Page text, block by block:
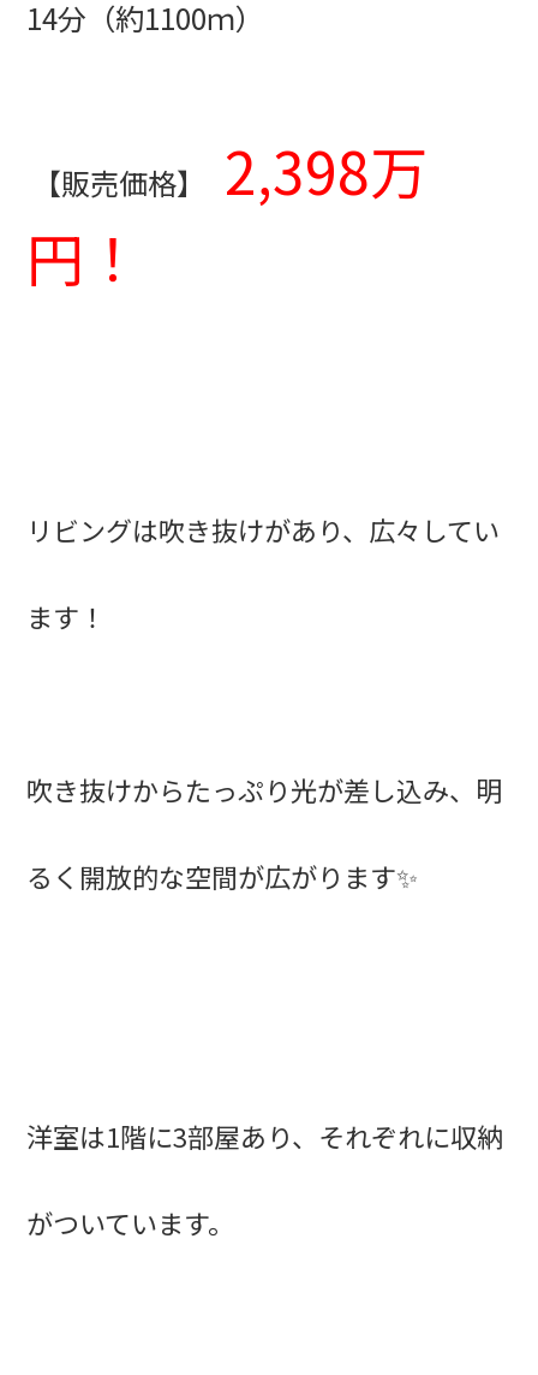
14分（約1100ｍ）
【販売価格】 2,398万
円！
リビングは吹き抜けがあり、広々してい
ます！
吹き抜けからたっぷり光が差し込み、明
るく開放的な空間が広がります✨
洋室は1階に3部屋あり、それぞれに収納
がついています。